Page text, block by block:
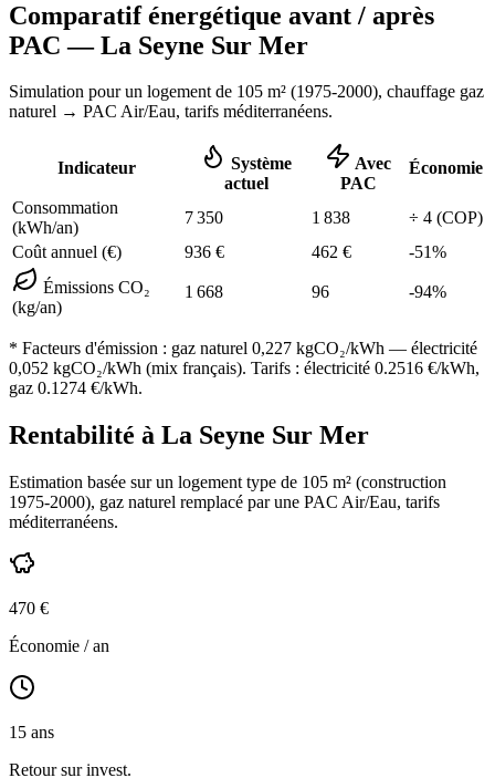
Comparatif énergétique avant / après
PAC —La Seyne Sur Mer
Simulation pour un logement de 105 m² (1975-2000), chauffage gaz
naturel → PAC Air/Eau, tarifs méditerranéens.
Indicateur
Système
actuel
Avec
PAC
Économie
Consommation
(kWh/an)
7 350 1 838 ÷ 4 (COP)
Coût annuel (€)
936 € 462 € -51%
Émissions CO₂
(kg/an)
1 668 96 -94%
* Facteurs d'émission : gaz naturel 0,227 kgCO₂/kWh — électricité
0,052 kgCO₂/kWh (mix français). Tarifs : électricité 0.2516 €/kWh,
gaz 0.1274 €/kWh.
Rentabilité à La Seyne Sur Mer
Estimation basée sur un logement type de 105 m² (construction
1975-2000), gaz naturel remplacé par une PAC Air/Eau, tarifs
méditerranéens.
470 €
Économie / an
15 ans
Retour sur invest.